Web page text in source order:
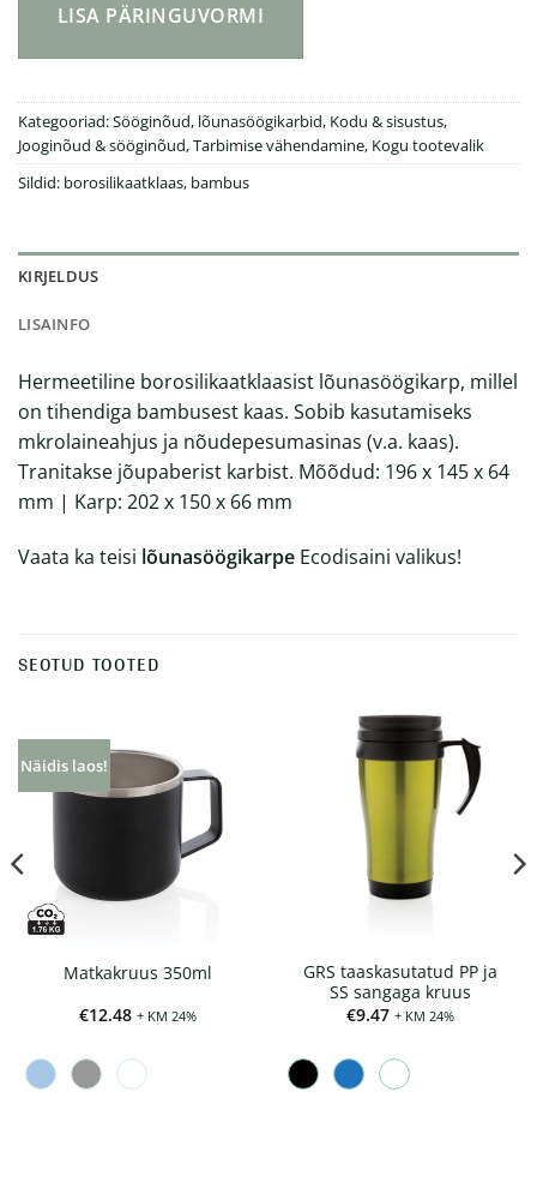
LISA PÄRINGUVORMI
Kategooriad:Sööginõud, lõunasöögikarbid, Kodu & sisustus,
Jooginõud & sööginõud,Tarbimise vähendamine, Kogu tootevalik
Sildid: borosilikaatklaas, bambus
KIRJELDUS
LISAINFO
Hermeetiline borosilikaatklaasist lõunasöögikarp, millel
on tihendiga bambusest kaas. Sobib kasutamiseks
mkrolaineahjus ja nõudepesumasinas (v.a. kaas).
Tranitakse jõupaberist karbist. Mõõdud: 196 x 145 x 64
mm | Karp: 202 x 150 x 66 mm
Vaata ka teisi lõunasöögikarpe Ecodisaini valikus!
SEOTUD TOOTED
Näidis laos!
Matkakruus 350ml
€12.48 + KM 24%
GRS taaskasutatud PP ja
SS sangaga kruus
€9.47 + KM 24%